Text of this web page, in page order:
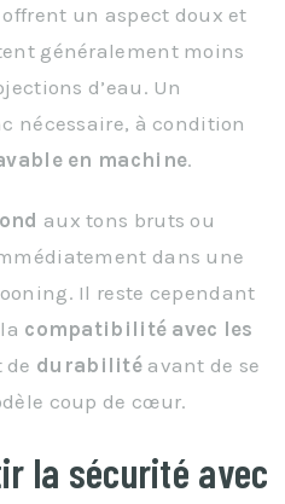
offrent un aspect doux et
généralement moins
d’eau. Un
nécessaire, à condition
en machine.
aux tons bruts ou
dans une
Il reste cependant
compatibilité avec les
de durabilitéavant de se
coup de cœur.
la sécurité avec